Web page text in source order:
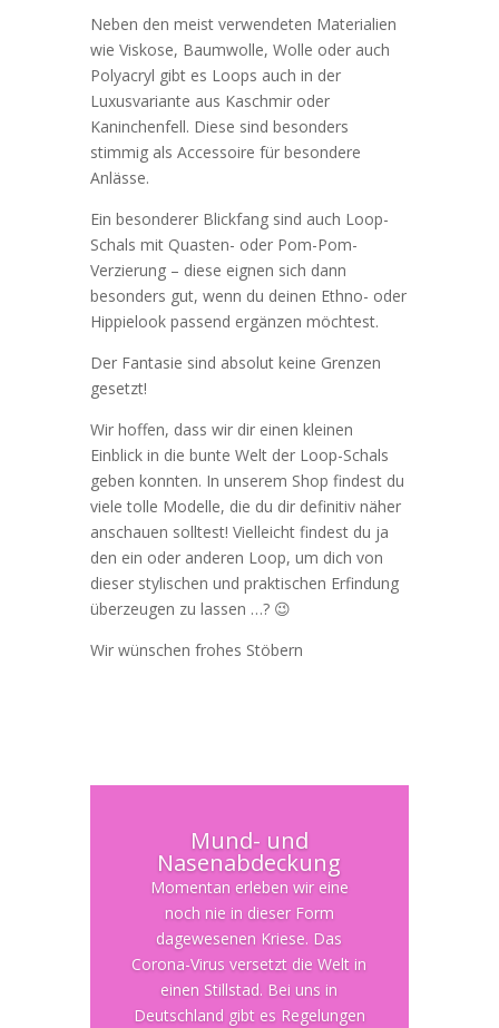
Neben den meist verwendeten Materialien
wie Viskose, Baumwolle, Wolle oder auch
Polyacryl gibt es Loops auch in der
Luxusvariante aus Kaschmir oder
Kaninchenfell. Diese sind besonders
stimmig als Accessoire für besondere
Anlässe.
Ein besonderer Blickfang sind auch Loop-
Schals mit Quasten- oder Pom-Pom-
Verzierung – diese eignen sich dann
besonders gut, wenn du deinen Ethno- oder
Hippielook passend ergänzen möchtest.
Der Fantasie sind absolut keine Grenzen
gesetzt!
Wir hoffen, dass wir dir einen kleinen
Einblick in die bunte Welt der Loop-Schals
geben konnten. In unserem Shop findest du
viele tolle Modelle, die du dir definitiv näher
anschauen solltest! Vielleicht findest du ja
den ein oder anderen Loop, um dich von
dieser stylischen und praktischen Erfindung
überzeugen zu lassen …? 😉
Wir wünschen frohes Stöbern
Mund- und
Nasenabdeckung
Momentan erleben wir eine
noch nie in dieser Form
dagewesenen Kriese. Das
Corona-Virus versetzt die Welt in
einen Stillstad. Bei uns in
Deutschland gibt es Regelungen